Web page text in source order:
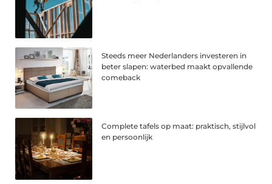
Steeds meer Nederlanders investeren in
beter slapen: waterbed maakt opvallende
comeback
Complete tafels op maat: praktisch, stijlvol
en persoonlijk